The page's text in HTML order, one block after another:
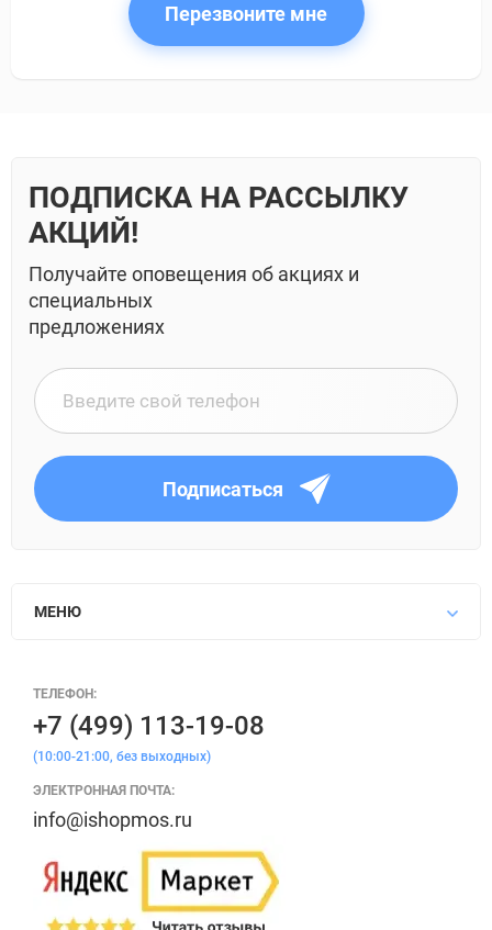
Перезвоните мне
ПОДПИСКА НА РАССЫЛКУ
АКЦИЙ!
Получайте оповещения об акциях и
специальных
предложениях
Подписаться
МЕНЮ
ТЕЛЕФОН:
+7 (499) 113-19-08
(10:00-21:00, без выходных)
ЭЛЕКТРОННАЯ ПОЧТА:
info@ishopmos.ru